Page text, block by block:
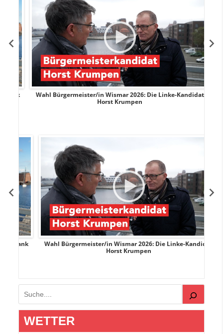
Wahl Bürgermeister/in Wismar 2026: Die Linke-Kandidat
Horst Krumpen
Wahl Bürgermeister/in Wismar 2026: Die Linke-Kandidat
Horst Krumpen
Suchen
WETTER